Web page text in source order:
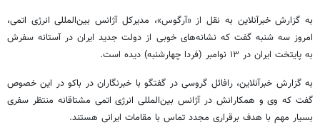
به گزارش خبرآنلاین به نقل از «آرگوس»، مدیرکل آژانس بین‌المللی انرژی اتمی،
امروز سه شنبه گفت که نشانه‌های خوبی از دولت جدید ایران در آستانه سفرش
به پایتخت ایران در ۱۳ نوامبر (فردا چهارشنبه) دیده است.
به گزارش خبرآنلاین، رافائل گروسی در گفتگو با خبرنگاران در باکو در این خصوص
گفت که وی و همکارانش در آژانس بین‌المللی انرژی اتمی مشتاقانه منتظر سفری
بسیار مهم با هدف برقراری مجدد تماس با مقامات ایرانی هستند.